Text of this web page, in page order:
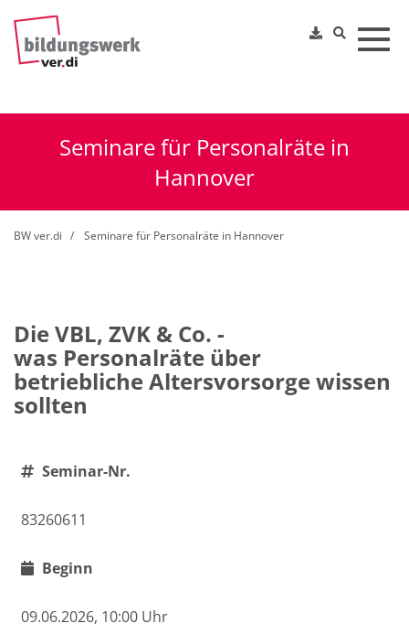
Seminare für Personalräte in
Hannover
BW ver.di Seminare für Personalräte in Hannover
Die VBL, ZVK & Co. -
was Personalräte über
betriebliche Altersvorsorge wissen
sollten
Seminar-Nr.
83260611
Beginn
09.06.2026, 10:00 Uhr